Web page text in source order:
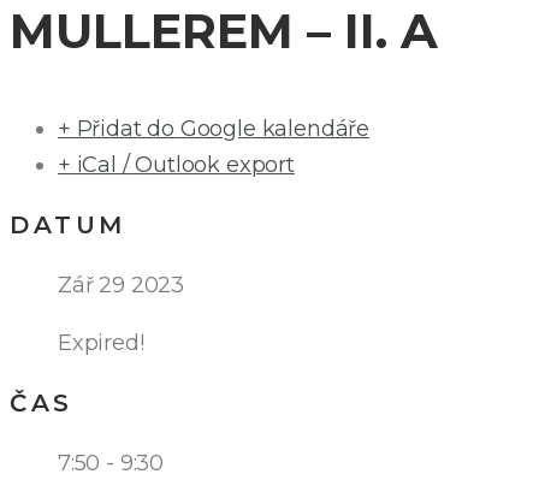
MULLEREM – II. A
+ Přidat do Google kalendáře
+ iCal / Outlook export
DATUM
Zář 29 2023
Expired!
ČAS
7:50 - 9:30